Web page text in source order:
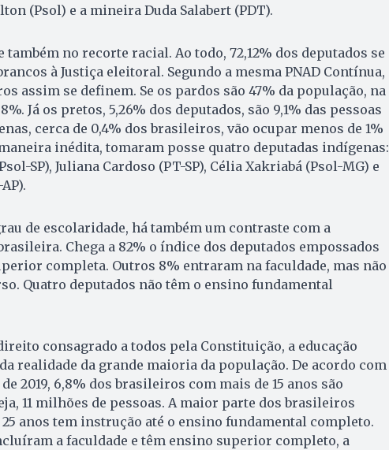
(Psol) e a mineira Duda Salabert (PDT).
também no recorte racial. Ao todo, 72,12% dos deputados se
à Justiça eleitoral. Segundo a mesma PNAD Contínua,
assim se definem. Se os pardos são 47% da população, na
Já os pretos, 5,26% dos deputados, são 9,1% das pessoas
cerca de 0,4% dos brasileiros, vão ocupar menos de 1%
inédita, tomaram posse quatro deputadas indígenas:
SP), Juliana Cardoso (PT-SP), Célia Xakriabá (Psol-MG) e
de escolaridade, há também um contraste com a
Chega a 82% o índice dos deputados empossados
completa. Outros 8% entraram na faculdade, mas não
Quatro deputados não têm o ensino fundamental
consagrado a todos pela Constituição, a educação
realidade da grande maioria da população. De acordo com
2019, 6,8% dos brasileiros com mais de 15 anos são
11 milhões de pessoas. A maior parte dos brasileiros
25 anos tem instrução até o ensino fundamental completo.
a faculdade e têm ensino superior completo, a